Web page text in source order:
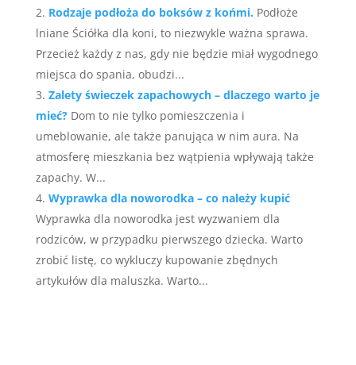
Rodzaje podłoża do boksów z końmi. Podłoże
lniane Ściółka dla koni, to niezwykle ważna sprawa.
Przecież każdy z nas, gdy nie będzie miał wygodnego
miejsca do spania, obudzi...
Zalety świeczek zapachowych – dlaczego warto je
mieć? Dom to nie tylko pomieszczenia i
umeblowanie, ale także panująca w nim aura. Na
atmosferę mieszkania bez wątpienia wpływają także
zapachy. W...
Wyprawka dla noworodka – co należy kupić
Wyprawka dla noworodka jest wyzwaniem dla
rodziców, w przypadku pierwszego dziecka. Warto
zrobić listę, co wykluczy kupowanie zbędnych
artykułów dla maluszka. Warto...